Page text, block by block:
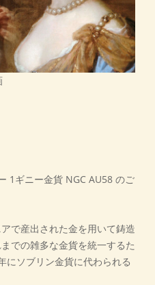
1ギニー金貨 NGC AU58 のご
で産出された金を用いて鋳造
での雑多な金貨を統一するた
にソブリン金貨に代わられる